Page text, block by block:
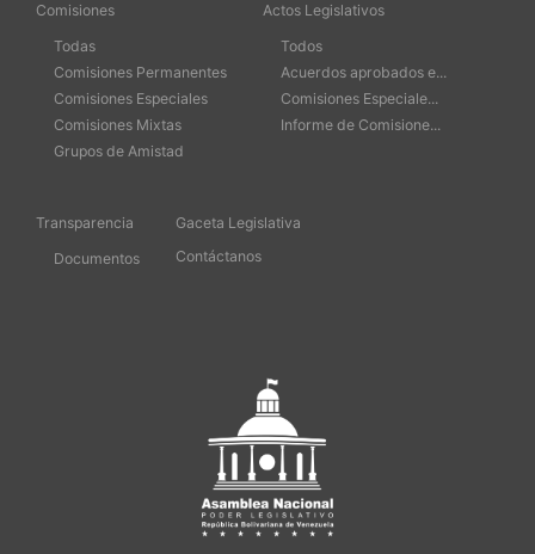
Comisiones
Todas
Comisiones Permanentes
Comisiones Especiales
Comisiones Mixtas
Grupos de Amistad
Actos Legislativos
Todos
Acuerdos aprobados e...
Comisiones Especiale...
Informe de Comisione...
Transparencia
Documentos
Gaceta Legislativa
Contáctanos